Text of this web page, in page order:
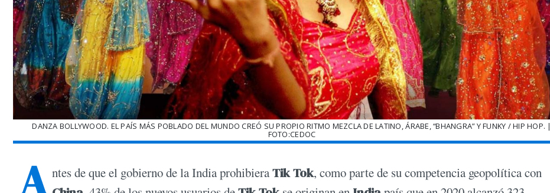
DANZA BOLLYWOOD. EL PAÍS MÁS POBLADO DEL MUNDO CREÓ SU PROPIO RITMO MEZCLA DE LATINO, ÁRABE, “BHANGRA” Y FUNKY / HIP HOP. |
FOTO:CEDOC
A ntes de que el gobierno de la India prohibieraTik Tok, como parte de su competencia geopolítica con